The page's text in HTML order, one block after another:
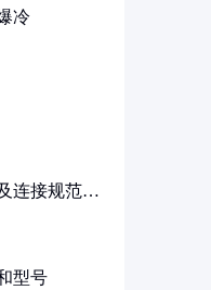
冷
连接规范详
型号